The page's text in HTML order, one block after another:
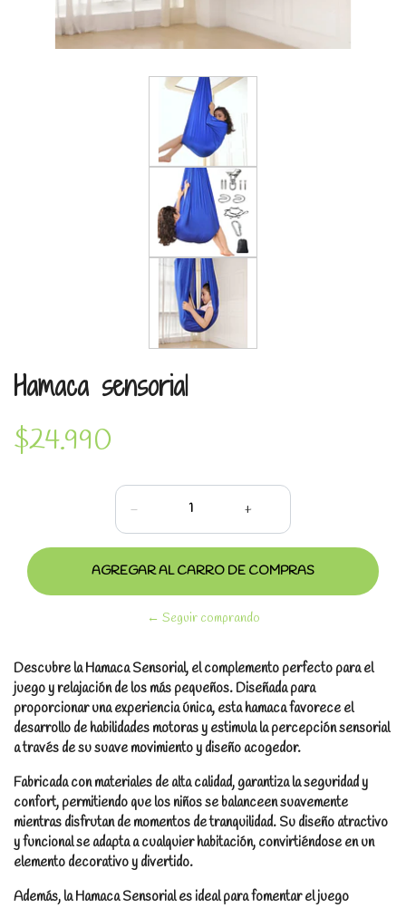
Hamaca sensorial
$24.990
- +
← Seguir comprando
Descubre la Hamaca Sensorial, el complemento perfecto para el
juego y relajación de los más pequeños. Diseñada para
proporcionar una experiencia única, esta hamaca favorece el
desarrollo de habilidades motoras y estimula la percepción sensorial
a través de su suave movimiento y diseño acogedor.
Fabricada con materiales de alta calidad, garantiza la seguridad y
confort, permitiendo que los niños se balanceen suavemente
mientras disfrutan de momentos de tranquilidad. Su diseño atractivo
y funcional se adapta a cualquier habitación, convirtiéndose en un
elemento decorativo y divertido.
Además, la Hamaca Sensorial es ideal para fomentar el juego